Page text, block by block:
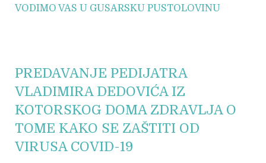
VODIMO VAS U GUSARSKU PUSTOLOVINU
PREDAVANJE PEDIJATRA
VLADIMIRA DEDOVIĆA IZ
KOTORSKOG DOMA ZDRAVLJA O
TOME KAKO SE ZAŠTITI OD
VIRUSA COVID-19